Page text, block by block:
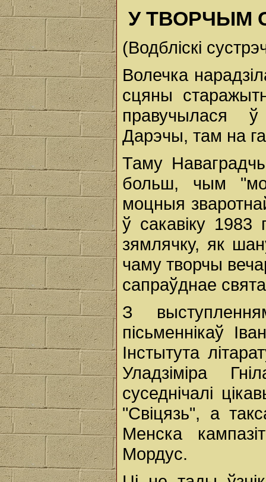
У ТВОРЧЫМ
(Водбліскі
Волечка
сцяны
правучылася
Дарэчы, там на
Таму
больш, чым
моцныя
ў сакавіку
зямлячку, як
чаму творчы
сапраўднае
З
пісьменнікаў
Інстытута
Уладзіміра
суседнічалі
"Свіцязь", а
Менска
Мордус.